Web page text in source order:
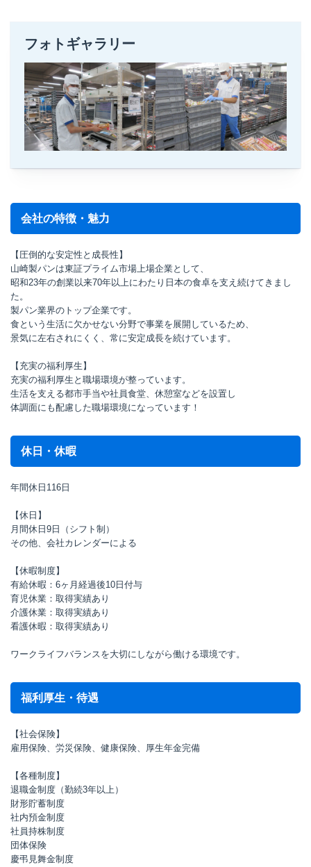
フォトギャラリー
会社の特徴・魅力
【圧倒的な安定性と成長性】
山崎製パンは東証プライム市場上場企業として、
昭和23年の創業以来70年以上にわたり日本の食卓を支え続けてきまし
た。
製パン業界のトップ企業です。
食という生活に欠かせない分野で事業を展開しているため、
景気に左右されにくく、常に安定成長を続けています。
【充実の福利厚生】
充実の福利厚生と職場環境が整っています。
生活を支える都市手当や社員食堂、休憩室などを設置し
体調面にも配慮した職場環境になっています！
休日・休暇
年間休日116日
【休日】
月間休日9日（シフト制）
その他、会社カレンダーによる
【休暇制度】
有給休暇：6ヶ月経過後10日付与
育児休業：取得実績あり
介護休業：取得実績あり
看護休暇：取得実績あり
ワークライフバランスを大切にしながら働ける環境です。
福利厚生・待遇
【社会保険】
雇用保険、労災保険、健康保険、厚生年金完備
【各種制度】
退職金制度（勤続3年以上）
財形貯蓄制度
社内預金制度
社員持株制度
団体保険
慶弔見舞金制度